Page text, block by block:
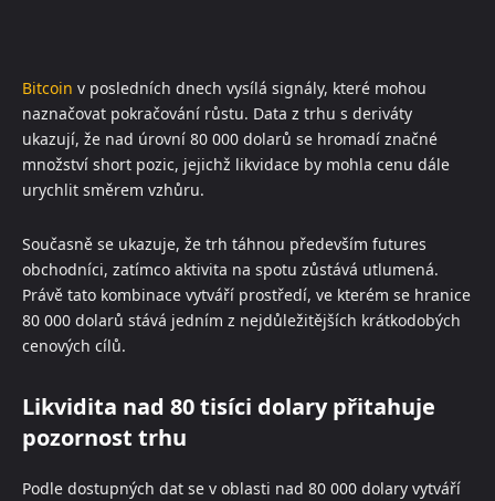
Bitcoin v posledních dnech vysílá signály, které mohou
naznačovat pokračování růstu. Data z trhu s deriváty
ukazují, že nad úrovní 80 000 dolarů se hromadí značné
množství short pozic, jejichž likvidace by mohla cenu dále
urychlit směrem vzhůru.
Současně se ukazuje, že trh táhnou především futures
obchodníci, zatímco aktivita na spotu zůstává utlumená.
Právě tato kombinace vytváří prostředí, ve kterém se hranice
80 000 dolarů stává jedním z nejdůležitějších krátkodobých
cenových cílů.
Likvidita nad 80 tisíci dolary přitahuje
pozornost trhu
Podle dostupných dat se v oblasti nad 80 000 dolary vytváří